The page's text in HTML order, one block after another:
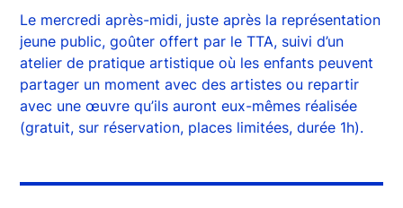
Le mercredi après-midi, juste après la représentation
jeune public, goûter offert par le TTA, suivi d’un
atelier de pratique artistique où les enfants peuvent
partager un moment avec des artistes ou repartir
avec une œuvre qu’ils auront eux-mêmes réalisée
(gratuit, sur réservation, places limitées, durée 1h).